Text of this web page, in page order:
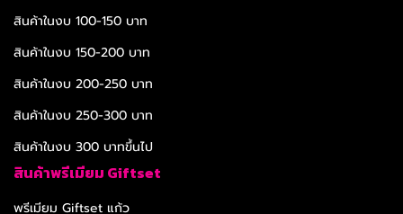
สินค้าในงบ 100-150 บาท
สินค้าในงบ 150-200 บาท
สินค้าในงบ 200-250 บาท
สินค้าในงบ 250-300 บาท
สินค้าในงบ 300 บาทขึ้นไป
สินค้าพรีเมียม Giftset
พรีเมียม Giftset แก้ว